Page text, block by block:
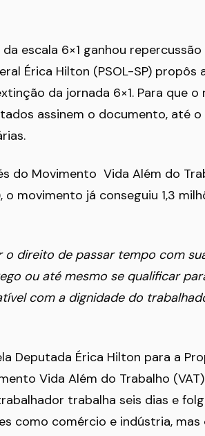
escala 6×1 ganhou
Érica Hilton (PSOL-SP)
da jornada 6×1. Para que
assinem o documento, até
do Movimento Vida Além do
o movimento já conseguiu 1,3
o direito de passar tempo com
ou até mesmo se qualificar
com a dignidade do
Deputada Érica Hilton para a
Vida Além do Trabalho
trabalha seis dias e
como comércio e indústria,